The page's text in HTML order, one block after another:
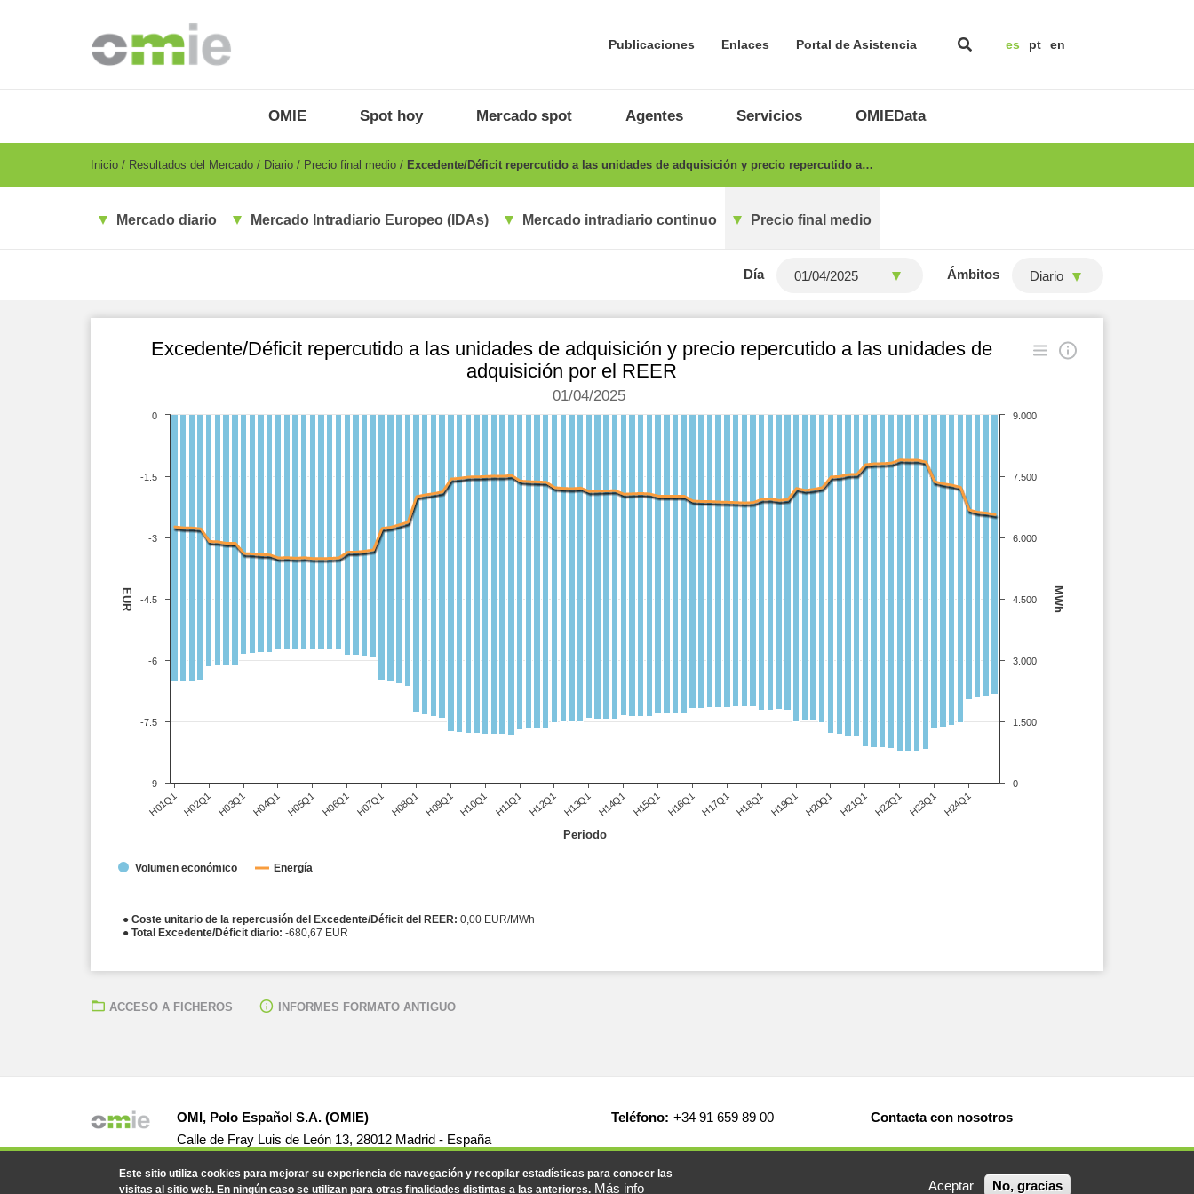
Publicaciones Enlaces Portal de Asistencia es pt en
ES
OMIE Spot hoy Mercado spot Agentes Servicios OMIEData
Breadcrumb
Inicio Resultados del Mercado Diario Precio final medio Excedente/Déficit repercutido a las unidades de adquisición y precio repercutido a…
Mercado diario Mercado Intradiario Europeo (IDAs) Mercado intradiario continuo Precio final medio
Día Ámbitos Diario
Periodo
MWh
EUR
● Coste unitario de la repercusión del Excedente/Déficit del REER: 0,00 EUR/MWh
● Total Excedente/Déficit diario: -680,67 EUR
Excedente/Déficit repercutido a las unidades de adquisición y precio repercutido a las unidades de
adquisición por el REER
01/04/2025
Volumen económico Energía
H01Q1 H02Q1 H03Q1 H04Q1 H05Q1 H06Q1 H07Q1 H08Q1 H09Q1 H10Q1 H11Q1 H12Q1 H13Q1 H14Q1 H15Q1 H16Q1 H17Q1 H18Q1 H19Q1 H20Q1 H21Q1 H22Q1 H23Q1 H24Q1
0
6.000
1.500
3.000
4.500
7.500
9.000
-9
-7.5
-6
-4.5
-3
-1.5
0
ACCESO A FICHEROS INFORMES FORMATO ANTIGUO
OMI, Polo Español S.A. (OMIE)
Calle de Fray Luis de León 13, 28012 Madrid - España
Teléfono: +34 91 659 89 00 Contacta con nosotros
Este sitio utiliza cookies para mejorar su experiencia de navegación y recopilar estadísticas para conocer las
visitas al sitio web. En ningún caso se utilizan para otras finalidades distintas a las anteriores. Más info Aceptar No, gracias